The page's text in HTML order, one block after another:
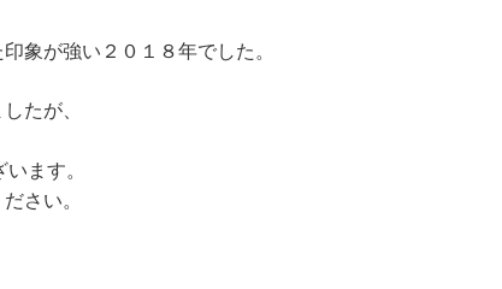
象が強い２０１８年でした。
たが、
ます。
さい。